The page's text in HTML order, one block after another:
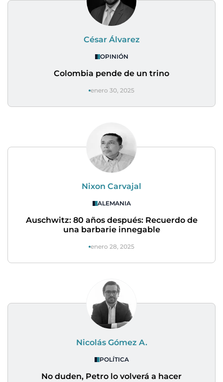
César Álvarez
OPINIÓN
Colombia pende de un trino
enero 30, 2025
Nixon Carvajal
ALEMANIA
Auschwitz: 80 años después: Recuerdo de
una barbarie innegable
enero 28, 2025
Nicolás Gómez A.
POLÍTICA
No duden, Petro lo volverá a hacer